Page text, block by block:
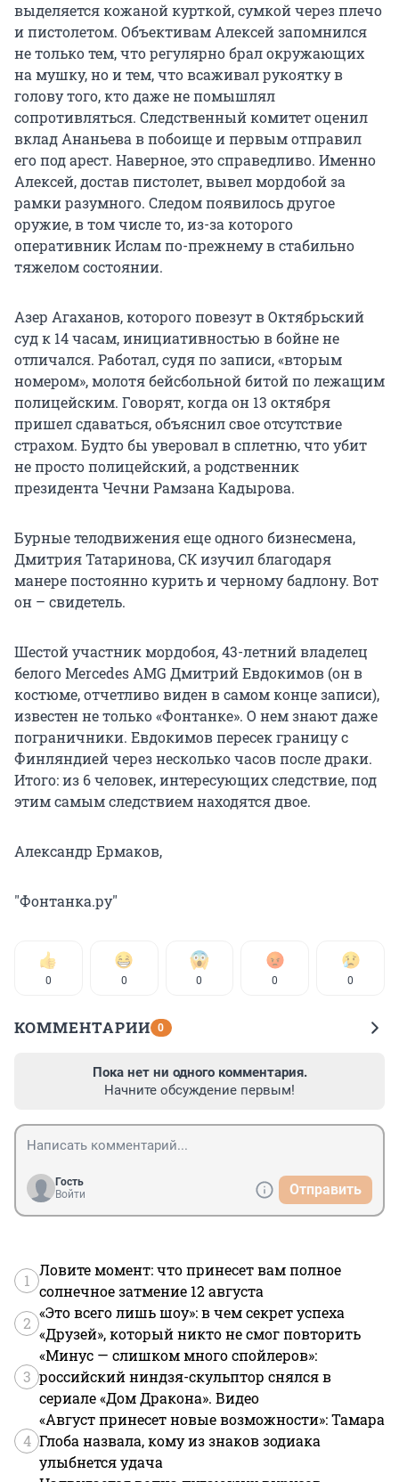
выделяется кожаной курткой, сумкой через плечо
и пистолетом. Объективам Алексей запомнился
не только тем, что регулярно брал окружающих
на мушку, но и тем, что всаживал рукоятку в
голову того, кто даже не помышлял
сопротивляться. Следственный комитет оценил
вклад Ананьева в побоище и первым отправил
его под арест. Наверное, это справедливо. Именно
Алексей, достав пистолет, вывел мордобой за
рамки разумного. Следом появилось другое
оружие, в том числе то, из-за которого
оперативник Ислам по-прежнему в стабильно
тяжелом состоянии.
Азер Агаханов, которого повезут в Октябрьский
суд к 14 часам, инициативностью в бойне не
отличался. Работал, судя по записи, «вторым
номером», молотя бейсбольной битой по лежащим
полицейским. Говорят, когда он 13 октября
пришел сдаваться, объяснил свое отсутствие
страхом. Будто бы уверовал в сплетню, что убит
не просто полицейский, а родственник
президента Чечни Рамзана Кадырова.
Бурные телодвижения еще одного бизнесмена,
Дмитрия Татаринова, СК изучил благодаря
манере постоянно курить и черному бадлону. Вот
он – свидетель.
Шестой участник мордобоя, 43-летний владелец
белого Mercedes AMG Дмитрий Евдокимов (он в
костюме, отчетливо виден в самом конце записи),
известен не только «Фонтанке». О нем знают даже
пограничники. Евдокимов пересек границу с
Финляндией через несколько часов после драки.
Итого: из 6 человек, интересующих следствие, под
этим самым следствием находятся двое.
Александр Ермаков,
"Фонтанка.ру"
0 0 0 0 0
КОММЕНТАРИИ 0
Пока нет ни одного комментария.
Начните обсуждение первым!
Гость
Войти
Отправить
1
Ловите момент: что принесет вам полное
солнечное затмение 12 августа
2
«Это всего лишь шоу»: в чем секрет успеха
«Друзей», который никто не смог повторить
3
«Минус — слишком много спойлеров»:
российский ниндзя-скульптор снялся в
сериале «Дом Дракона». Видео
4
«Август принесет новые возможности»: Тамара
Глоба назвала, кому из знаков зодиака
улыбнется удача